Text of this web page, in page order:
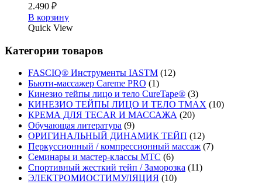
2.490 ₽
В корзину
Quick View
Категории товаров
FASCIQ® Инструменты IASTM (12)
Бьюти-массажер Careme PRO (1)
Кинезио тейпы лицо и тело CureTape® (3)
КИНЕЗИО ТЕЙПЫ ЛИЦО И ТЕЛО TMAX (10)
КРЕМА ДЛЯ TECAR И МАССАЖА (20)
Обучающая литература (9)
ОРИГИНАЛЬНЫЙ ДИНАМИК ТЕЙП (12)
Перкуссионный / компрессионный массаж (7)
Семинары и мастер-классы MTC (6)
Спортивный жесткий тейп / Заморозка (11)
ЭЛЕКТРОМИОСТИМУЛЯЦИЯ (10)